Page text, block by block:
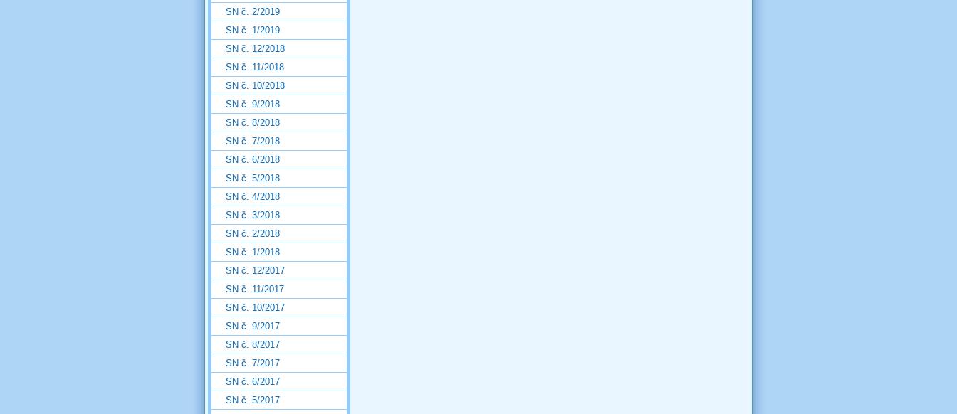
SN č. 2/2019
SN č. 1/2019
SN č. 12/2018
SN č. 11/2018
SN č. 10/2018
SN č. 9/2018
SN č. 8/2018
SN č. 7/2018
SN č. 6/2018
SN č. 5/2018
SN č. 4/2018
SN č. 3/2018
SN č. 2/2018
SN č. 1/2018
SN č. 12/2017
SN č. 11/2017
SN č. 10/2017
SN č. 9/2017
SN č. 8/2017
SN č. 7/2017
SN č. 6/2017
SN č. 5/2017